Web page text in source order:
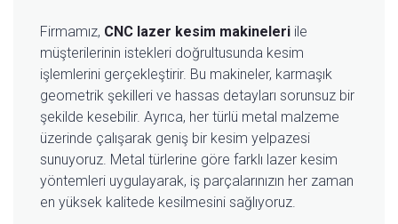
Firmamız, CNC lazer kesim makineleri ile
müşterilerinin istekleri doğrultusunda kesim
işlemlerini gerçekleştirir. Bu makineler, karmaşık
geometrik şekilleri ve hassas detayları sorunsuz bir
şekilde kesebilir. Ayrıca, her türlü metal malzeme
üzerinde çalışarak geniş bir kesim yelpazesi
sunuyoruz. Metal türlerine göre farklı lazer kesim
yöntemleri uygulayarak, iş parçalarınızın her zaman
en yüksek kalitede kesilmesini sağlıyoruz.